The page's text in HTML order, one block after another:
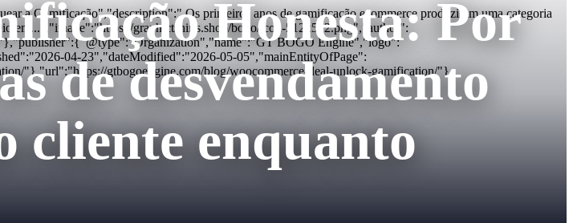
a Gamificação","description":" Os primeiros anos de gamificação ecommerce produziram uma categoria
em...","image":"https://graphictshirts.shop/bogo/icon-512x512.png","author":
BOGO Engine","logo":
04-23","dateModified":"2026-05-05","mainEntityOfPage":
"},"url":"https://gtbogoengine.com/blog/woocommerce-deal-unlock-gamification/"}
Honesta: Por
de desvendamento
cliente enquanto